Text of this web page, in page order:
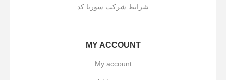
شرایط شرکت سورنا کد
MY ACCOUNT
My account